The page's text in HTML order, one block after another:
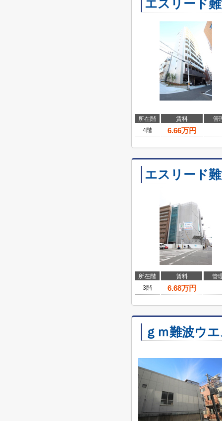
エスリード
所在階 賃料
管
4階
6.66万円
エスリード
所在階 賃料
管
3階
6.68万円
ｇｍ難波ウ